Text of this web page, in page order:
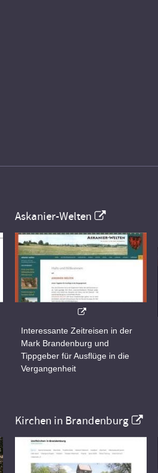
Askanier-Welten
Interessante Zeitreisen in der
Mark Brandenburg und
Tippgeber für Ausflüge in die
Vergangenheit
Kirchen in Brandenburg